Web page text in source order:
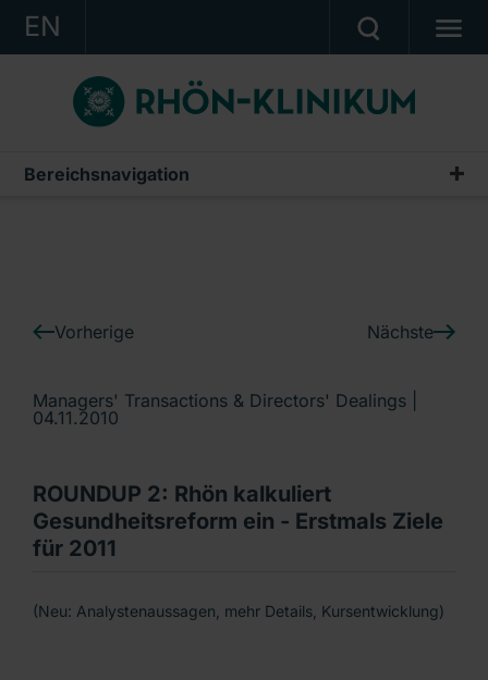
EN
KONZERN
KLINIKEN
KARRIERE
Ein Unternehmen der RHÖN-KLINIKUM AG
Bereichsnavigation
IR-News
Vorherige Nächste
Managers' Transactions & Directors' Dealings |
04.11.2010
ROUNDUP 2: Rhön kalkuliert
Gesundheitsreform ein - Erstmals Ziele
für 2011
(Neu: Analystenaussagen, mehr Details, Kursentwicklung)